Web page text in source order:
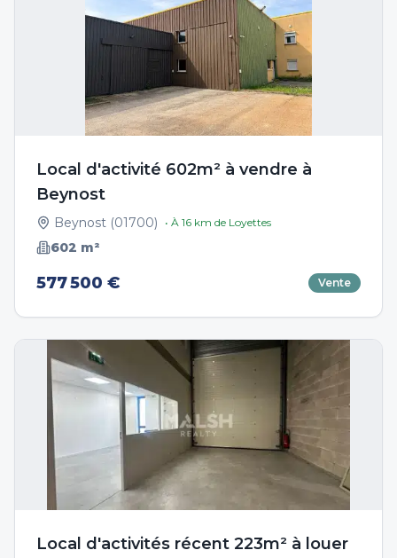
Local d'activité 602m² à vendre à
Beynost
Beynost (01700) • À 16 km de Loyettes
602 m²
577 500 € Vente
Local d'activités récent 223m² à louer